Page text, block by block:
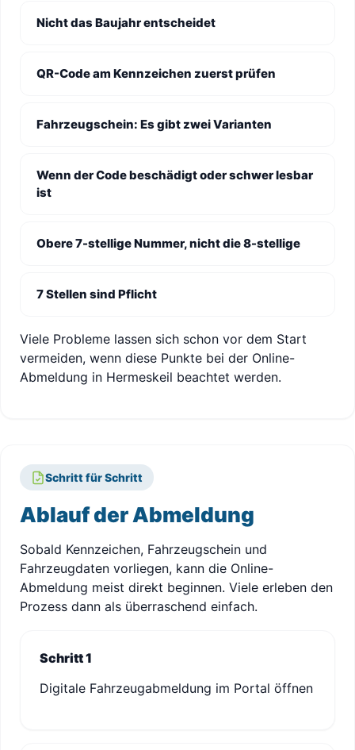
Nicht das Baujahr entscheidet
QR-Code am Kennzeichen zuerst prüfen
Fahrzeugschein: Es gibt zwei Varianten
Wenn der Code beschädigt oder schwer lesbar
ist
Obere 7-stellige Nummer, nicht die 8-stellige
7 Stellen sind Pflicht
Viele Probleme lassen sich schon vor dem Start
vermeiden, wenn diese Punkte bei der Online-
Abmeldung in Hermeskeil beachtet werden.
Schritt für Schritt
Ablauf der Abmeldung
Sobald Kennzeichen, Fahrzeugschein und
Fahrzeugdaten vorliegen, kann die Online-
Abmeldung meist direkt beginnen. Viele erleben den
Prozess dann als überraschend einfach.
Schritt 1
Digitale Fahrzeugabmeldung im Portal öffnen